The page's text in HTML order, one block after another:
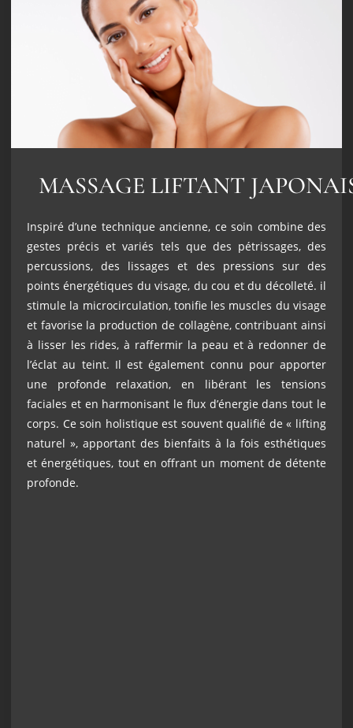
MASSAGE LIFTANT
Inspiré d’une technique ancienne, ce soin combine des
gestes précis et variés tels que des pétrissages, des
percussions, des lissages et des pressions sur des
points énergétiques du visage, du cou et du décolleté. il
stimule la microcirculation, tonifie les muscles du visage
et favorise la production de collagène, contribuant ainsi
à lisser les rides, à raffermir la peau et à redonner de
l’éclat au teint. Il est également connu pour apporter
une profonde relaxation, en libérant les tensions
faciales et en harmonisant le flux d’énergie dans tout le
corps. Ce soin holistique est souvent qualifié de « lifting
naturel », apportant des bienfaits à la fois esthétiques
et énergétiques, tout en offrant un moment de détente
profonde.